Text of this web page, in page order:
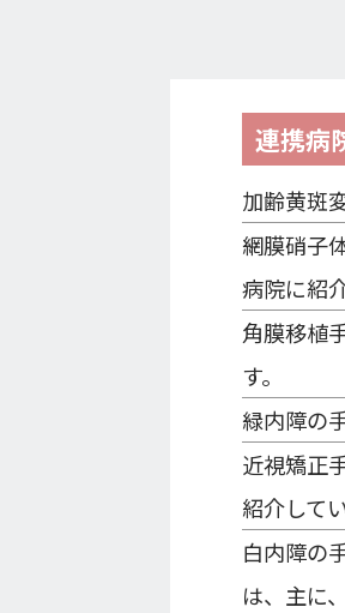
連携病
加齢黄斑
網膜硝子
病院に紹
角膜移植
す。
緑内障の
近視矯正
紹介して
白内障の
は、主に